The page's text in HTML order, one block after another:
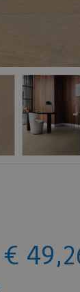
€ 49,